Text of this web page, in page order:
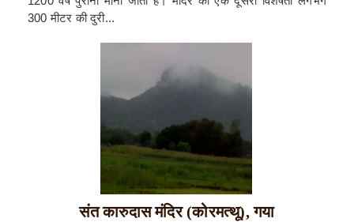
300 मीटर की दुरी...
संत कारुदास मंदिर (कोरमत्थू), गया